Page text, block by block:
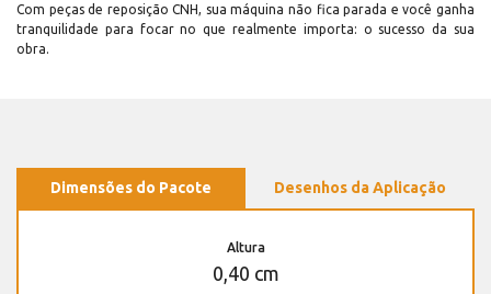
Com peças de reposição CNH, sua máquina não fica parada e você ganha
tranquilidade para focar no que realmente importa: o sucesso da sua
obra.
Dimensões do Pacote Desenhos da Aplicação
Altura
0,40 cm